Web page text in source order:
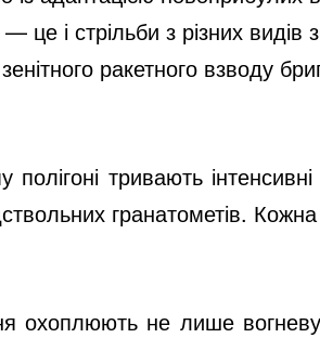
це і стрільби з різних видів
ракетного взводу
тривають
гранатометів.
охоплюють не лише вогневу